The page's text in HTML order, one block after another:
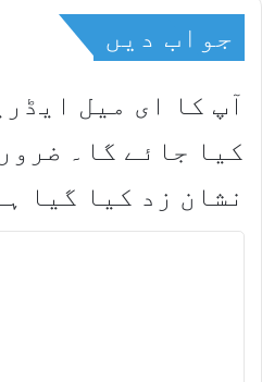
جواب دیں
آپ کا ای میل
کیا جائے گا۔
نشان زد کیا گیا